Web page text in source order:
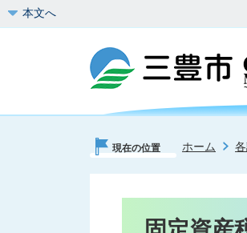
本文へ
現在の位置 ホーム